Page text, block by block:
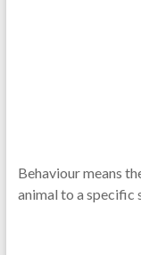
Behaviour means
animal to a specific